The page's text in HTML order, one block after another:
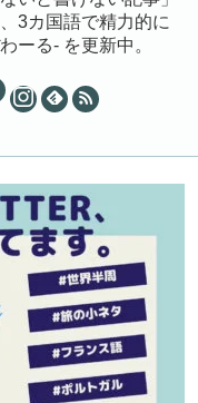
3カ国語で精力的に
ーる- を更新中。